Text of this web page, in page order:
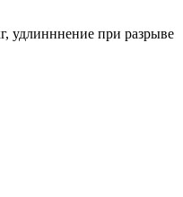
удлинннение при разрыве